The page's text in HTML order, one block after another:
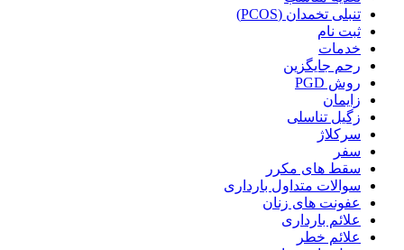
تنبلی تخمدان (PCOS)
ثبت نام
خدمات
رحم جایگزین
روش PGD
زایمان
زگیل تناسلی
سرکلاژ
سفر
سقط های مکرر
سوالات متداول بارداری
عفونت های زنان
علائم بارداری
علائم خطر